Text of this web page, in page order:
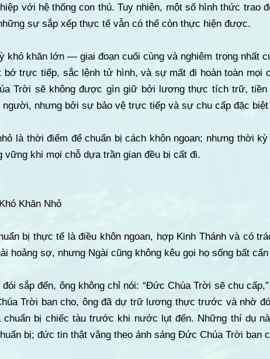
với hệ thống con thú. Tuy nhiên, một số hình thức trao
sự sắp xếp thực tế vẫn có thể còn thực hiện được.
khó khăn lớn — giai đoạn cuối cùng và nghiêm trọng nhất
trực tiếp, sắc lệnh tử hình, và sự mất đi hoàn toàn mọi
Trời sẽ không được gìn giữ bởi lương thực tích trữ, tiền
người, nhưng bởi sự bảo vệ trực tiếp và sự chu cấp đặc
là thời điểm để chuẩn bị cách khôn ngoan; nhưng thời
vững khi mọi chỗ dựa trần gian đều bị cất đi.
Khăn Nhỏ
bị thực tế là điều khôn ngoan, hợp Kinh Thánh và có
hoảng sợ, nhưng Ngài cũng không kêu gọi họ sống bất
sắp đến, ông không chỉ nói: “Đức Chúa Trời sẽ chu
Trời ban cho, ông đã dự trữ lương thực trước và nhờ
chuẩn bị chiếc tàu trước khi nước lụt đến. Những thí dụ
bị; đức tin thật vâng theo ánh sáng Đức Chúa Trời ban